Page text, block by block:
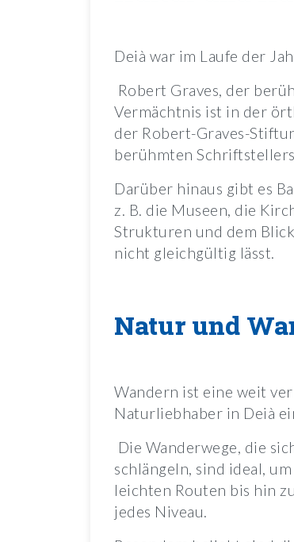
Deià war im Laufe der
Robert Graves, der
Vermächtnis ist in der
der Robert-Graves-
berühmten
Darüber hinaus gibt es
z. B. die Museen, die
Strukturen und dem
nicht gleichgültig lässt.
Natur und
Wandern ist eine weit
Naturliebhaber in Deià
Die Wanderwege, die
schlängeln, sind ideal,
leichten Routen bis hin
jedes Niveau.